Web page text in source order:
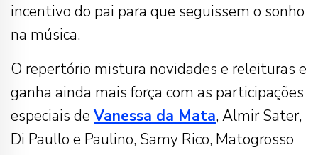
incentivo do pai para que seguissem o sonho
na música.
O repertório mistura novidades e releituras e
ganha ainda mais força com as participações
especiais de Vanessa da Mata, Almir Sater,
Di Paullo e Paulino, Samy Rico, Matogrosso